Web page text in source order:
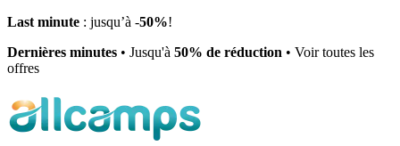
Last minute : jusqu’à -50%!
Dernières minutes • Jusqu'à 50% de réduction • Voir toutes les
offres